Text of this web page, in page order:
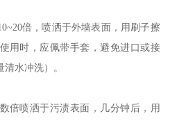
倍，喷洒于外墙表面，用刷子擦
用时，应佩带手套，避免进口或接
水冲洗）。
倍喷洒于污渍表面，几分钟后，用